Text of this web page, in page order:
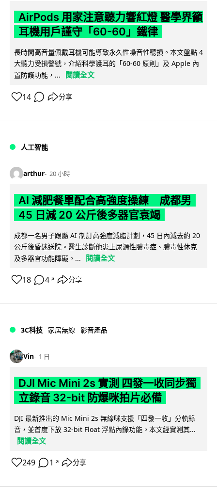
AirPods 用家注意聽力響紅燈 醫學界籲
耳機用戶謹守「60-60」鐵律
長時間高音量佩戴耳機可能導致永久性噪音性聽損。本文盤點 4
大聽力受損警號，介紹科學護耳的「60-60 原則」及 Apple 內
置防護功能，...
閱讀全文
14 分享
人工智能
arthur 20 小時
AI 減肥餐單配合高強度操練 成都男
45 日減 20 公斤後多器官衰竭
成都一名男子跟隨 AI 制訂高強度減脂計劃，45 日內減去約 20
公斤後昏迷送院。醫生診斷他患上尿源性膿毒症、膿毒性休克
及多器官功能障礙。...
閱讀全文
18 4 ↗ 分享
3C科技 家居無線 影音產品
Vin 1 日
DJI Mic Mini 2s 實測 四發一收同步獨
立錄音 32-bit 防爆咪拍片必備
DJI 最新推出的 Mic Mini 2s 無線咪支援「四發一收」分軌錄
音，並首度下放 32-bit Float 浮點內錄功能。本文經實測其...
閱讀全文
249 1 ↗ 分享